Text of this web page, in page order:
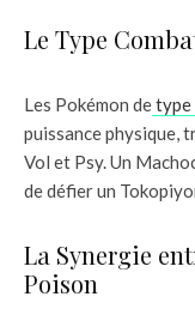
Le Type
Les Pokémon detype
puissance physique,
Vol et Psy. Un
de défier un
La Synergie
Poison